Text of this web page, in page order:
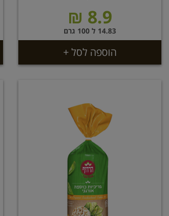
8.9 ₪
14.83 ל 100 גרם
הוספה לסל +